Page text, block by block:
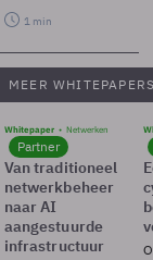
1 min
MEER WHITEPAPERS
Whitepaper Netwerken
Partner
Van traditioneel
netwerkbeheer
naar AI
aangestuurde
infrastructuur